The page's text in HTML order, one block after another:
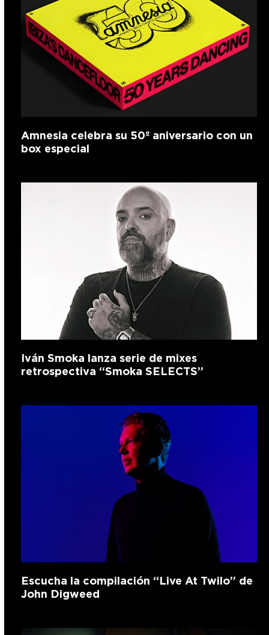
Amnesia celebra su 50º aniversario con un
box especial
Iván Smoka lanza serie de mixes
retrospectiva “Smoka SELECTS”
Escucha la compilación “Live At Twilo” de
John Digweed